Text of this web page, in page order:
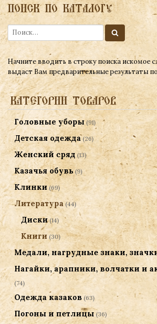
ПОИСК ПО КАТАЛОГУ
Начните вводить в строку поиска искомое
выдаст Вам предварительные результаты
КАТЕГОРИИ ТОВАРОВ
Головные уборы (91)
Детская одежда (26)
Женский сряд (13)
Казачья обувь (9)
Клинки (69)
Литература (44)
Диски (14)
Книги (30)
Медали, нагрудные знаки,
Нагайки, арапники, волчатки и
(74)
Одежда казаков (63)
Погоны и петлицы (36)